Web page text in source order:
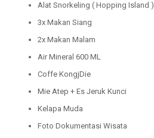
Alat Snorkeling ( Hopping Island )
3x Makan Siang
2x Makan Malam
Air Mineral 600 ML
Coffe KongjDie
Mie Atep + Es Jeruk Kunci
Kelapa Muda
Foto Dokumentasi Wisata